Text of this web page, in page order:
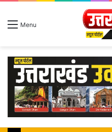
Menu